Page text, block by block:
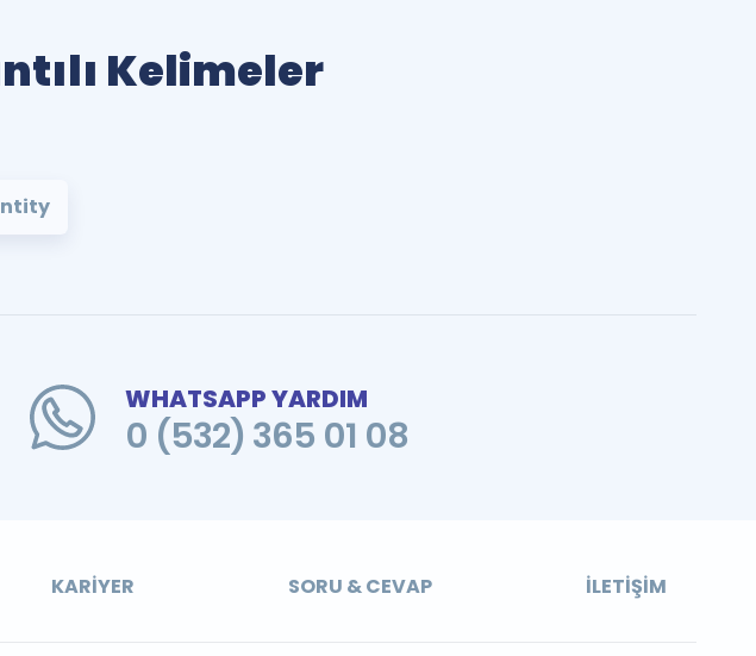
Kelimeler
WHATSAPP YARDIM
0 (532) 365 01 08
KARIYER SORU & CEVAP İLETIŞIM